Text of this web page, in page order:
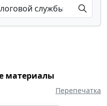
материалы
Перепечатка